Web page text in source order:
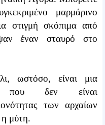
μαρμάρινο
στιγμή σκόπιμα από
έναν σταυρό στο
ωστόσο, είναι μια
που δεν είναι
των αρχαίων
η μύτη.